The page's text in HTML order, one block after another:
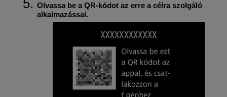
Olvassa be a QR-kódot az erre a célra szolgáló
alkalmazással.